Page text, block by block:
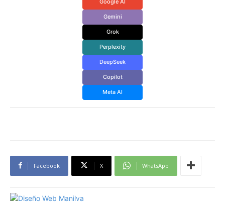
Google AI
Gemini
Grok
Perplexity
DeepSeek
Copilot
Meta AI
Facebook X WhatsApp